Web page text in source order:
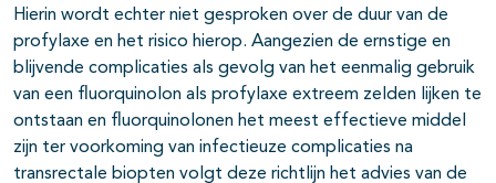
Hierin wordt echter niet gesproken over de duur van de
profylaxe en het risico hierop. Aangezien de ernstige en
blijvende complicaties als gevolg van het eenmalig gebruik
van een fluorquinolon als profylaxe extreem zelden lijken te
ontstaan en fluorquinolonen het meest effectieve middel
zijn ter voorkoming van infectieuze complicaties na
transrectale biopten volgt deze richtlijn het advies van de